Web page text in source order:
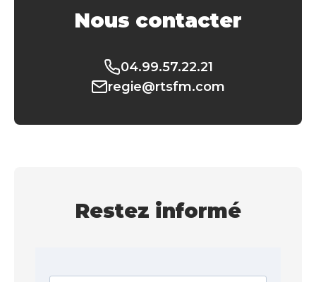
Nous contacter
04.99.57.22.21
regie@rtsfm.com
Restez informé